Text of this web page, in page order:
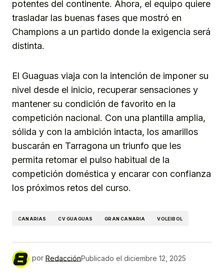
potentes del continente. Ahora, el equipo quiere
trasladar las buenas fases que mostró en
Champions a un partido donde la exigencia será
distinta.
El Guaguas viaja con la intención de imponer su
nivel desde el inicio, recuperar sensaciones y
mantener su condición de favorito en la
competición nacional. Con una plantilla amplia,
sólida y con la ambición intacta, los amarillos
buscarán en Tarragona un triunfo que les
permita retomar el pulso habitual de la
competición doméstica y encarar con confianza
los próximos retos del curso.
CANARIAS CV GUAGUAS GRAN CANARIA VOLEIBOL
por RedacciónPublicado el diciembre 12, 2025